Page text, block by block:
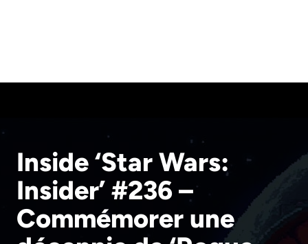
Inside ‘Star Wars:
Insider’ #236 –
Commémorer une